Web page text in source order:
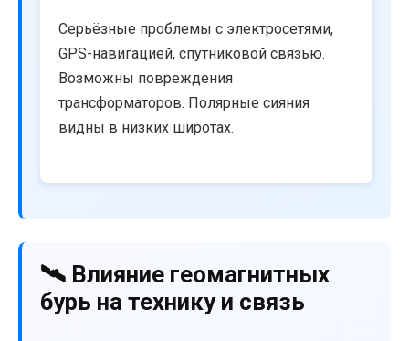
Серьёзные проблемы с электросетями,
GPS-навигацией, спутниковой связью.
Возможны повреждения
трансформаторов. Полярные сияния
видны в низких широтах.
🛰️ Влияние геомагнитных
бурь на технику и связь